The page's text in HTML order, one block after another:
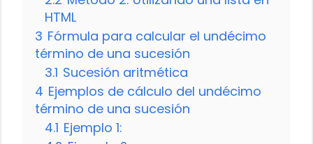
HTML
3 Fórmula para calcular el undécimo
término de una sucesión
3.1 Sucesión aritmética
4 Ejemplos de cálculo del undécimo
término de una sucesión
4.1 Ejemplo 1: